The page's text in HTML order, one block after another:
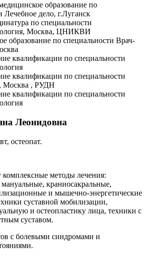
образование по
Лечебное дело, г.Луганск
по специальности
Москва, ЦНИКВИ
образование по специальности Врач-
квалификации по специальности
квалификации по специальности
Москва , РУДН
квалификации по специальности
Леонидовна
остеопат.
комплексные методы лечения:
краниосакральные,
и мышечно-энергетические
суставной мобилизации,
и остеопластику лица, техники с
суставом.
с болевыми синдромами и